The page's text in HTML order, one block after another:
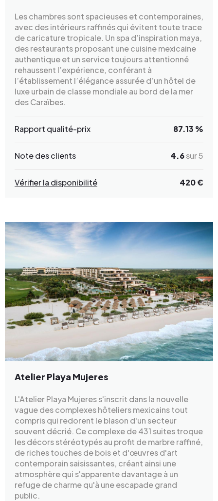
Les chambres sont spacieuses et contemporaines,
avec des intérieurs raffinés qui évitent toute trace
de caricature tropicale. Un spa d’inspiration maya,
des restaurants proposant une cuisine mexicaine
authentique et un service toujours attentionné
rehaussent l’expérience, conférant à
l’établissement l’élégance assurée d’un hôtel de
luxe urbain de classe mondiale au bord de la mer
des Caraïbes.
Rapport qualité-prix 87.13 %
Note des clients 4.6sur 5
Vérifier la disponibilité 420 €
Atelier Playa Mujeres
L'Atelier Playa Mujeres s'inscrit dans la nouvelle
vague des complexes hôteliers mexicains tout
compris qui redorent le blason d'un secteur
souvent décrié. Ce complexe de 431 suites troque
les décors stéréotypés au profit de marbre raffiné,
de riches touches de bois et d'œuvres d'art
contemporain saisissantes, créant ainsi une
atmosphère qui s'apparente davantage à un
refuge de charme qu'à une escapade grand
public.